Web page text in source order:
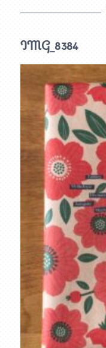
IMG_8384